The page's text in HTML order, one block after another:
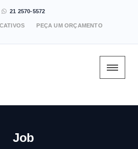
21 2570-5572
PEÇA UM ORÇAMENTO
Job